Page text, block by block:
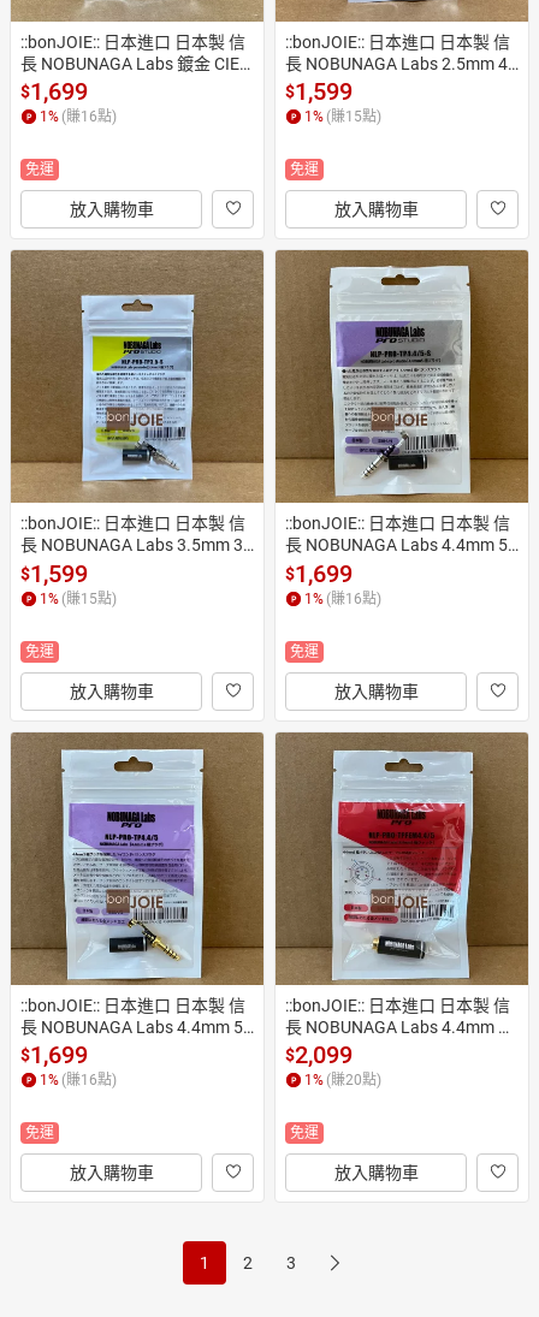
::bonJOIE:: 日本進口 日本製 信
長 NOBUNAGA Labs 鍍金 CIEM
插針 NLP-CIEM-DIY (全新) IEM
2Pin接頭 0.78插針 CIEM端子
$1,699
1 % (賺16點)
免運
放入購物車
::bonJOIE:: 日本進口 日本製 信
長 NOBUNAGA Labs 2.5mm 4
極鍍金耳機端子 NLP-PRO-IS2.
5 (全新) 四極鍍金平衡耳機頭
$1,599
1 % (賺15點)
免運
放入購物車
::bonJOIE:: 日本進口 日本製 信
長 NOBUNAGA Labs 3.5mm 3
極鍍銀耳機端子 NLP-PRO-TP3.
5-S (全新) 三極鍍銀平衡耳機頭
$1,599
1% (賺15點)
免運
放入購物車
::bonJOIE:: 日本進口 日本製 信
長 NOBUNAGA Labs 4.4mm 5
極鍍銀耳機端子 NLP-PRO-TP4.
4/5-S (全新) 五極鍍銀平衡耳機
頭
$1,699
1% (賺16點)
免運
放入購物車
::bonJOIE:: 日本進口 日本製 信
長 NOBUNAGA Labs 4.4mm 5
極鍍金耳機端子 NLP-PRO-TP4.
4/5 (全新) 五極鍍金平衡耳機頭
$1,699
1 % (賺16點)
免運
放入購物車
::bonJOIE:: 日本進口 日本製 信
長 NOBUNAGA Labs 4.4mm 插
孔 5極平衡鍍金母頭 NLP-PRO-
TPFEM 4.4/5 (全新)
$2,099
1 % (賺20點)
免運
放入購物車
1 2 3